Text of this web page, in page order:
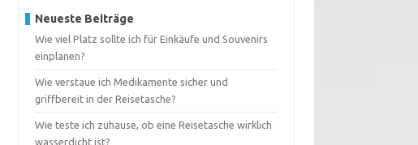
Neueste Beiträge
Wie viel Platz sollte ich für Einkäufe und Souvenirs
einplanen?
Wie verstaue ich Medikamente sicher und
griffbereit in der Reisetasche?
Wie teste ich zuhause, ob eine Reisetasche wirklich
wasserdicht ist?